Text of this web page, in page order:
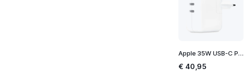
Apple 35W USB-C Power Adapter
€ 40,95